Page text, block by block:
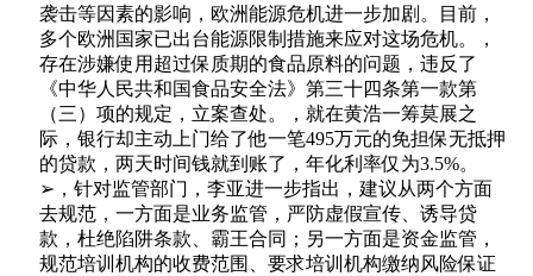
袭击等因素的影响，欧洲能源危机进一步加剧。目前，
多个欧洲国家已出台能源限制措施来应对这场危机。，
存在涉嫌使用超过保质期的食品原料的问题，违反了
《中华人民共和国食品安全法》第三十四条第一款第
（三）项的规定，立案查处。，就在黄浩一筹莫展之
际，银行却主动上门给了他一笔495万元的免担保无抵押
的贷款，两天时间钱就到账了，年化利率仅为3.5%。
➢，针对监管部门，李亚进一步指出，建议从两个方面
去规范，一方面是业务监管，严防虚假宣传、诱导贷
款，杜绝陷阱条款、霸王合同；另一方面是资金监管，
规范培训机构的收费范围、要求培训机构缴纳风险保证